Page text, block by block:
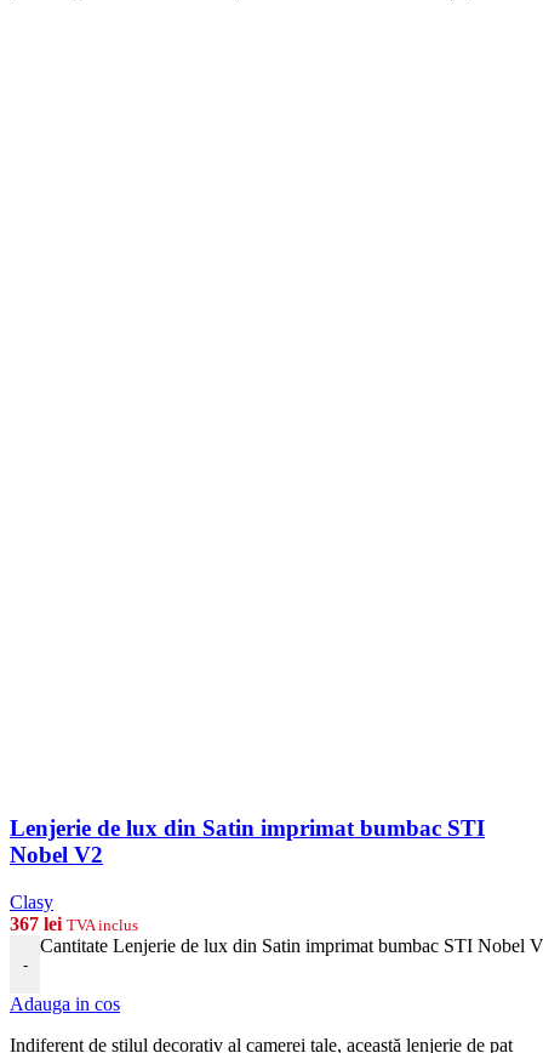
Lenjerie de lux din Satin imprimat bumbac STI
Nobel V2
Clasy
367 lei TVA inclus
-
Cantitate Lenjerie de lux din Satin imprimat bumbac STI Nobel
Adauga in cos
Indiferent de stilul decorativ al camerei tale, această lenjerie de pat